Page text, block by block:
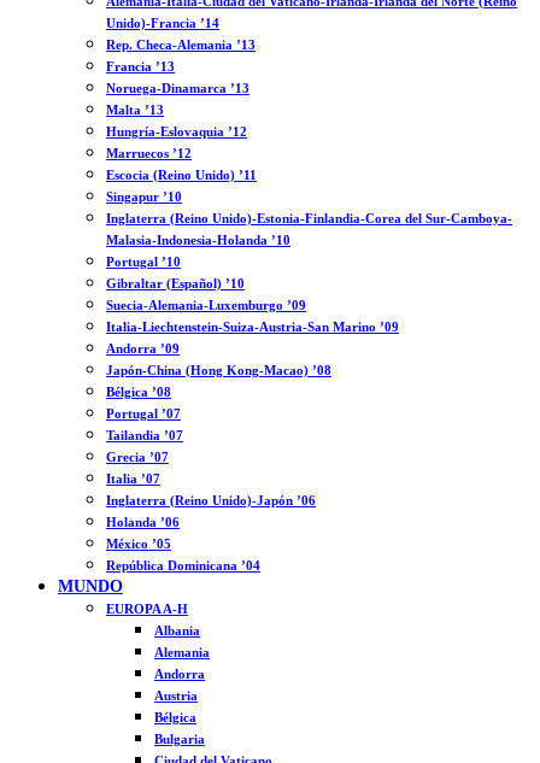
Unido)-Francia ’14
Rep. Checa-Alemania ’13
Francia ’13
Noruega-Dinamarca ’13
Malta ’13
Hungría-Eslovaquia ’12
Marruecos ’12
Escocia (Reino Unido) ’11
Singapur ’10
Inglaterra (Reino Unido)-Estonia-Finlandia-Corea del Sur-Camboya-
Malasia-Indonesia-Holanda ’10
Portugal ’10
Gibraltar (Español) ’10
Suecia-Alemania-Luxemburgo ’09
Italia-Liechtenstein-Suiza-Austria-San Marino ’09
Andorra ’09
Japón-China (Hong Kong-Macao) ’08
Bélgica ’08
Portugal ’07
Tailandia ’07
Grecia ’07
Italia ’07
Inglaterra (Reino Unido)-Japón ’06
Holanda ’06
México ’05
República Dominicana ’04
MUNDO
EUROPA A-H
Albania
Alemania
Andorra
Austria
Bélgica
Bulgaria